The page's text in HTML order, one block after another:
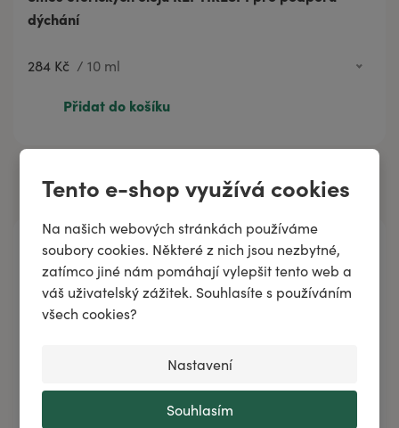
Tento e-shop využívá cookies
Na našich webových stránkách používáme
soubory cookies. Některé z nich jsou nezbytné,
zatímco jiné nám pomáhají vylepšit tento web a
váš uživatelský zážitek. Souhlasíte s používáním
všech cookies?
Nastavení
Souhlasím
dýchání
284 Kč / 10 ml
520 Kč
20 ml
Přidat do košíku
Kategorie
Aromaterapie
Dermokosmetika